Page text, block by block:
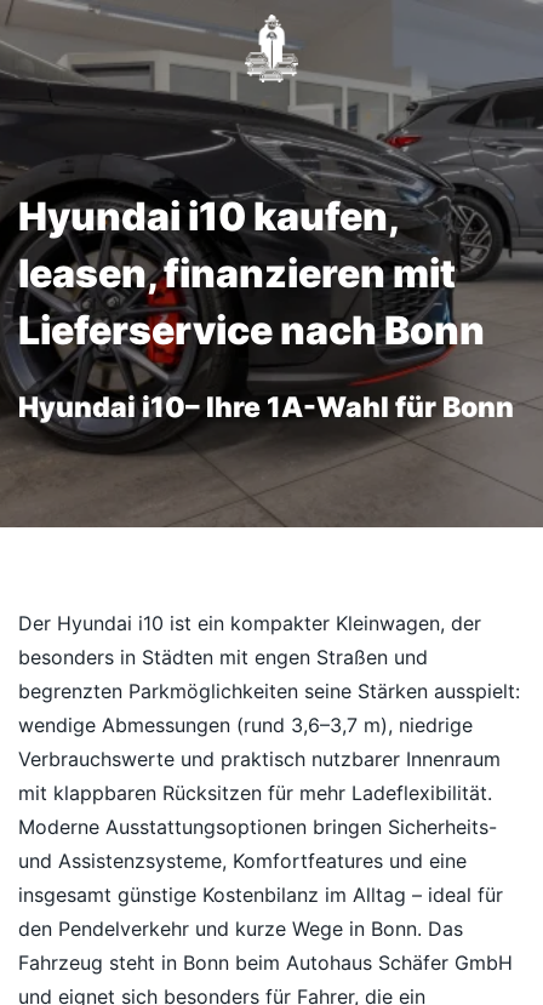
Hyundai i10 kaufen,
leasen, finanzieren mit
Lieferservice nach Bonn
Hyundai i10– Ihre 1A-Wahl für Bonn
Der Hyundai i10 ist ein kompakter Kleinwagen, der
besonders in Städten mit engen Straßen und
begrenzten Parkmöglichkeiten seine Stärken ausspielt:
wendige Abmessungen (rund 3,6–3,7 m), niedrige
Verbrauchswerte und praktisch nutzbarer Innenraum
mit klappbaren Rücksitzen für mehr Ladeflexibilität.
Moderne Ausstattungsoptionen bringen Sicherheits-
und Assistenzsysteme, Komfortfeatures und eine
insgesamt günstige Kostenbilanz im Alltag – ideal für
den Pendelverkehr und kurze Wege in Bonn. Das
Fahrzeug steht in Bonn beim Autohaus Schäfer GmbH
und eignet sich besonders für Fahrer, die ein